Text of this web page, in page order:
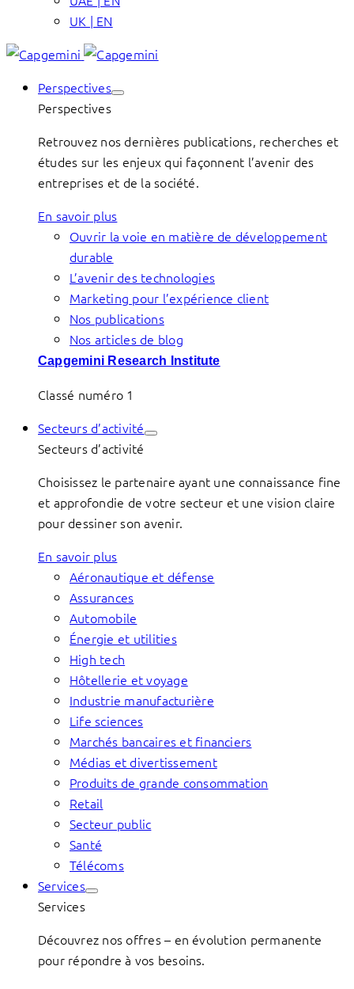
UK | EN
Perspectives
Perspectives
Retrouvez nos dernières publications, recherches et
études sur les enjeux qui façonnent l’avenir des
entreprises et de la société.
En savoir plus
Ouvrir la voie en matière de développement
durable
L’avenir des technologies
Marketing pour l’expérience client
Nos publications
Nos articles de blog
Capgemini Research Institute
Classé numéro 1
Secteurs d’activité
Secteurs d’activité
Choisissez le partenaire ayant une connaissance fine
et approfondie de votre secteur et une vision claire
pour dessiner son avenir.
En savoir plus
Aéronautique et défense
Assurances
Automobile
Énergie et utilities
High tech
Hôtellerie et voyage
Industrie manufacturière
Life sciences
Marchés bancaires et financiers
Médias et divertissement
Produits de grande consommation
Retail
Secteur public
Santé
Télécoms
Services
Services
Découvrez nos offres – en évolution permanente
pour répondre à vos besoins.